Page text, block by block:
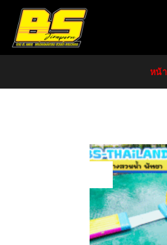
content
หน้